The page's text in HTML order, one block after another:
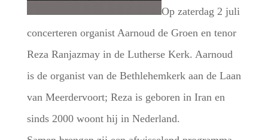
Op zaterdag 2 juli
concerteren organist Aarnoud de Groen en tenor
Reza Ranjazmay in de Lutherse Kerk. Aarnoud
is de organist van de Bethlehemkerk aan de Laan
van Meerdervoort; Reza is geboren in Iran en
sinds 2000 woont hij in Nederland.